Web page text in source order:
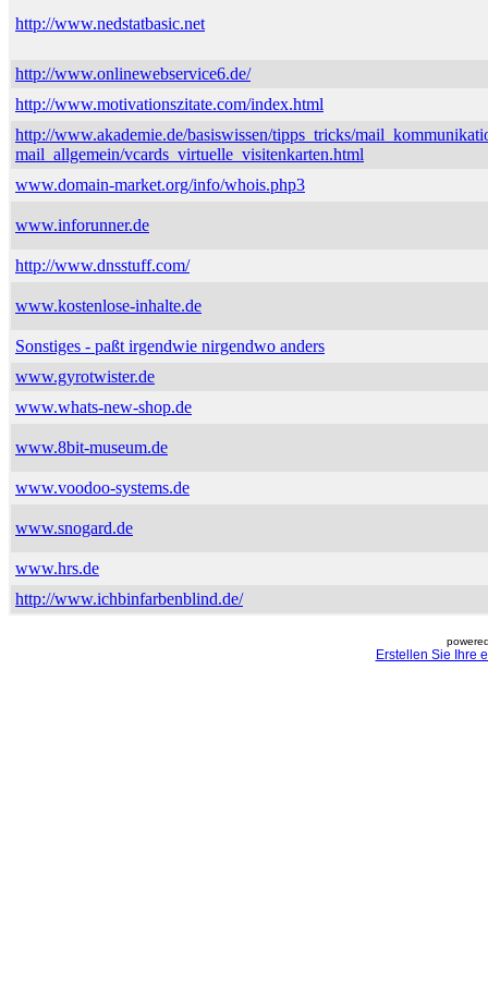
http://www.nedstatbasic.net
http://www.onlinewebservice6.de/
http://www.motivationszitate.com/index.html
http://www.akademie.de/basiswissen/tipps_tricks/
mail_allgemein/vcards_virtuelle_visitenkarten.html
www.domain-market.org/info/whois.php3
www.inforunner.de
http://www.dnsstuff.com/
www.kostenlose-inhalte.de
Sonstiges - paßt irgendwie nirgendwo anders
www.gyrotwister.de
www.whats-new-shop.de
www.8bit-museum.de
www.voodoo-systems.de
www.snogard.de
www.hrs.de
http://www.ichbinfarbenblind.de/
Erstellen Sie Ihre